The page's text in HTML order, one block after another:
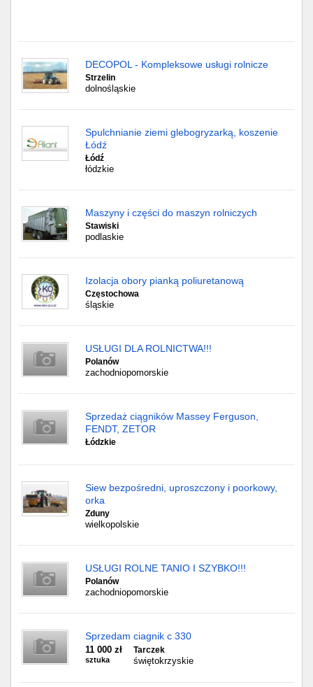
DECOPOL - Kompleksowe usługi rolnicze
Strzelin
dolnośląskie
Spulchnianie ziemi glebogryzarką, koszenie
Łódź
Łódź
łódzkie
Maszyny i części do maszyn rolniczych
Stawiski
podlaskie
Izolacja obory pianką poliuretanową
Częstochowa
śląskie
USŁUGI DLA ROLNICTWA!!!
Polanów
zachodniopomorskie
Sprzedaż ciągników Massey Ferguson,
FENDT, ZETOR
Łódzkie
Siew bezpośredni, uproszczony i poorkowy,
orka
Zduny
wielkopolskie
USŁUGI ROLNE TANIO I SZYBKO!!!
Polanów
zachodniopomorskie
Sprzedam ciagnik c 330
11 000 zł
sztuka
Tarczek
świętokrzyskie